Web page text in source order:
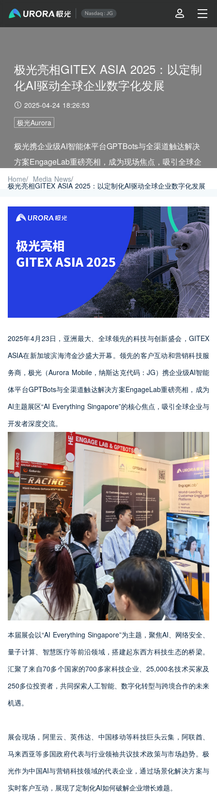
极光亮相GITEX ASIA 2025：以定制
化AI驱动全球企业数字化发展
2025-04-24 18:26:53
极光Aurora
极光携企业级AI智能体平台GPTBots与全渠道触达解决
方案EngageLab重磅亮相，成为现场焦点，吸引全球企
业与开发者深度交流。
Home/ Media News/
极光亮相GITEX ASIA 2025：以定制化AI驱动全球企业数字化发展
2025年4月23日，亚洲最大、全球领先的科技与创新盛会，GITEX
ASIA在新加坡滨海湾金沙盛大开幕。领先的客户互动和营销科技服
务商，极光（Aurora Mobile，纳斯达克代码：JG）携企业级AI智能
体平台GPTBots与全渠道触达解决方案EngageLab重磅亮相，成为
AI主题展区“AI Everything Singapore”的核心焦点，吸引全球企业与
开发者深度交流。
本届展会以“AI Everything Singapore”为主题，聚焦AI、网络安全、
量子计算、智慧医疗等前沿领域，搭建起东西方科技生态的桥梁。
汇聚了来自70多个国家的700多家科技企业、25,000名技术买家及
250多位投资者，共同探索人工智能、数字化转型与跨境合作的未来
机遇。
展会现场，阿里云、英伟达、中国移动等科技巨头云集，阿联酋、
马来西亚等多国政府代表与行业领袖共议技术政策与市场趋势。极
光作为中国AI与营销科技领域的代表企业，通过场景化解决方案与
实时客户互动，展现了定制化AI如何破解企业增长难题。